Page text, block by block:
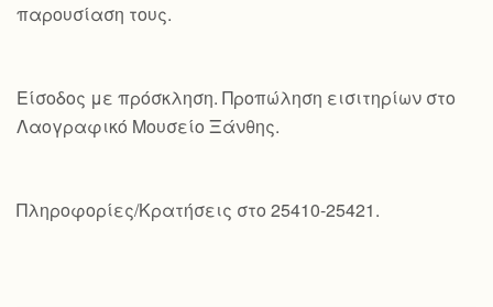
παρουσίαση τους.
Είσοδος με πρόσκληση. Προπώληση εισιτηρίων στο
Λαογραφικό Μουσείο Ξάνθης.
Πληροφορίες/Κρατήσεις στο 25410-25421.